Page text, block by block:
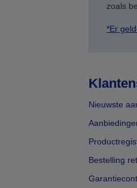
zoals
*Er
Nieuwste
Bestelling